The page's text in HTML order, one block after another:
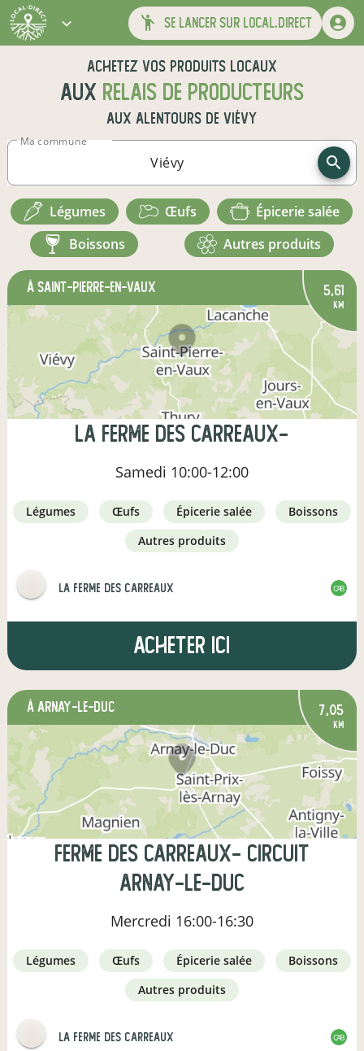
se lancer sur local.direct
Achetez vos produits locaux
aux relais de producteurs
aux alentours deViévy
Ma commune
légumes œufs
épicerie salée
boissons
autres produits
à Saint-Pierre-en-Vaux 5,61
km
La Ferme des Carreaux-
Samedi 10:00-12:00
légumes œufs épicerie salée
boissons
autres produits
La Ferme des Carreaux CAB
Acheter ici
à Arnay-le-Duc 7,05
km
Ferme des Carreaux- Circuit
Arnay-le-Duc
Mercredi 16:00-16:30
légumes œufs épicerie salée
boissons
autres produits
La Ferme des Carreaux CAB